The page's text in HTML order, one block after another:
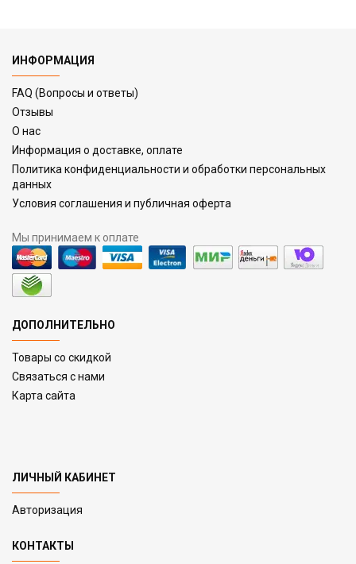
ИНФОРМАЦИЯ
FAQ (Вопросы и ответы)
Отзывы
О нас
Информация о доставке, оплате
Политика конфиденциальности и обработки персональных
данных
Условия соглашения и публичная оферта
Мы принимаем к оплате
ДОПОЛНИТЕЛЬНО
Товары со скидкой
Связаться с нами
Карта сайта
ЛИЧНЫЙ КАБИНЕТ
Авторизация
КОНТАКТЫ